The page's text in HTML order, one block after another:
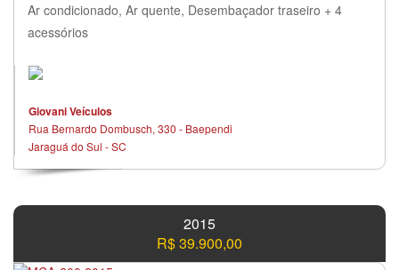
Ar condicionado, Ar quente, Desembaçador traseiro + 4
acessórios
Giovani Veículos
Rua Bernardo Dombusch, 330 - Baependi
Jaraguá do Sul - SC
2015
R$ 39.900,00